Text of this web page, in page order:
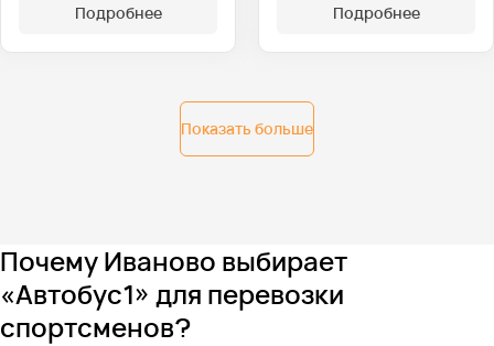
Подробнее
Подробнее
Показать больше
Почему Иваново выбирает
«Автобус1» для перевозки
спортсменов?